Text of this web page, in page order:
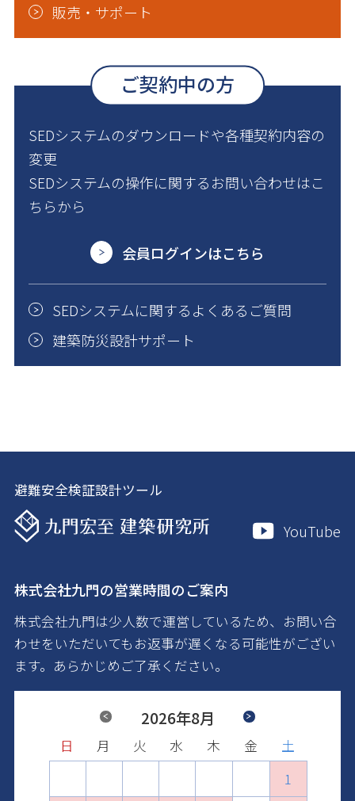
販売・サポート
ご契約中の方
SEDシステムのダウンロードや各種契約内容の
変更
SEDシステムの操作に関するお問い合わせはこ
ちらから
会員ログインはこちら
SEDシステムに関するよくあるご質問
建築防災設計サポート
避難安全検証設計ツール
YouTube
株式会社九門の営業時間のご案内
株式会社九門は少人数で運営しているため、お問い合
わせをいただいてもお返事が遅くなる可能性がござい
ます。あらかじめご了承ください。
2026年8月
日 月 火 水 木 金
土
1
日 月 火 水 木 金
土
5
日 月 火 水 木 金
土
3
日 月 火 水 木 金
土
7
日 月 火 水 木 金
土
5
日 月 火 水 木 金
土
2